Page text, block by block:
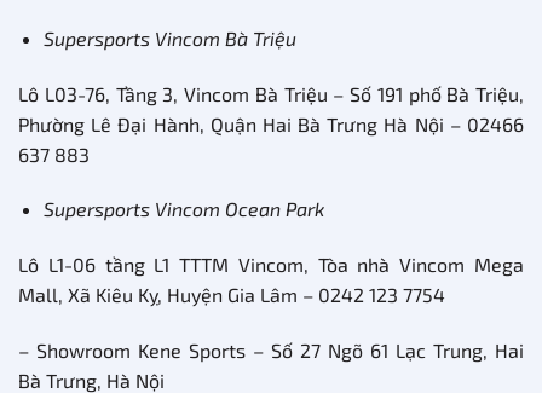
Supersports Vincom Bà Triệu
Lô L03-76, Tầng 3, Vincom Bà Triệu – Số 191 phố Bà Triệu,
Phường Lê Đại Hành, Quận Hai Bà Trưng Hà Nội – 02466
637 883
Supersports Vincom Ocean Park
Lô L1-06 tầng L1 TTTM Vincom, Tòa nhà Vincom Mega
Mall, Xã Kiêu Kỵ, Huyện Gia Lâm – 0242 123 7754
– Showroom Kene Sports – Số 27 Ngõ 61 Lạc Trung, Hai
Bà Trưng, Hà Nội